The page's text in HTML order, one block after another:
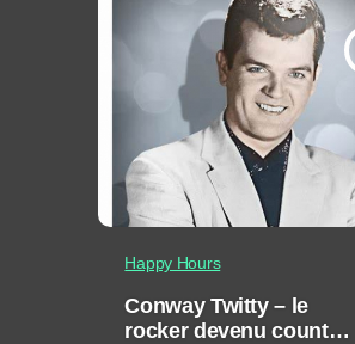
Happy Hours
Conway Twitty – le
rocker devenu country